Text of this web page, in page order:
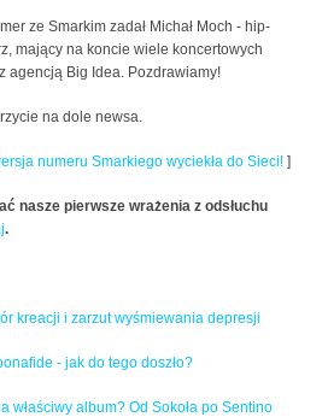
ze Smarkim zadał Michał Moch - hip-
mający na koncie wiele koncertowych
agencją Big Idea. Pozdrawiamy!
na dole newsa.
numeru Smarkiego wyciekła do Sieci! ]
nasze pierwsze wrażenia z odsłuchu
.
kreacji i zarzut wyśmiewania depresji
- jak do tego doszło?
właściwy album? Od Sokoła po Sentino